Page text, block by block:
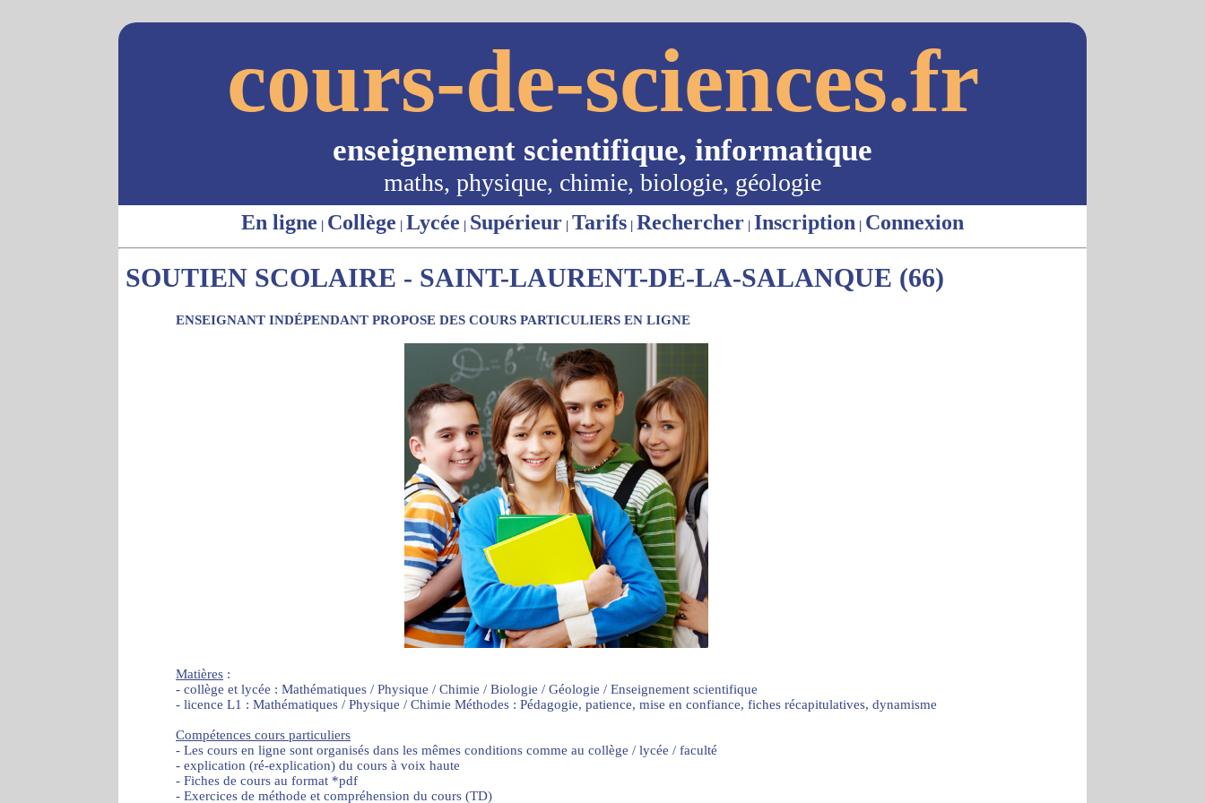
cours-de-sciences.fr
enseignement scientifique, informatique
maths, physique, chimie, biologie, géologie
En ligne | Collège | Lycée | Supérieur | Tarifs | Rechercher | Inscription | Connexion
SOUTIEN SCOLAIRE - SAINT-LAURENT-DE-LA-SALANQUE (66)
ENSEIGNANT INDÉPENDANT PROPOSE DES COURS PARTICULIERS EN LIGNE
Matières :
- collège et lycée : Mathématiques / Physique / Chimie / Biologie / Géologie / Enseignement scientifique
- licence L1 : Mathématiques / Physique / Chimie Méthodes : Pédagogie, patience, mise en confiance, fiches récapitulatives, dynamisme
Compétences cours particuliers
- Les cours en ligne sont organisés dans les mêmes conditions comme au collège / lycée / faculté
- explication (ré-explication) du cours à voix haute
- Fiches de cours au format *pdf
- Exercices de méthode et compréhension du cours (TD)